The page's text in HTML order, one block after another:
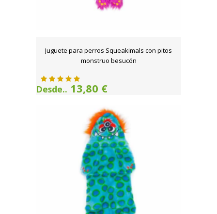
Juguete para perros Squeakimals con pitos
monstruo besucón
Desde.. 13,80 €